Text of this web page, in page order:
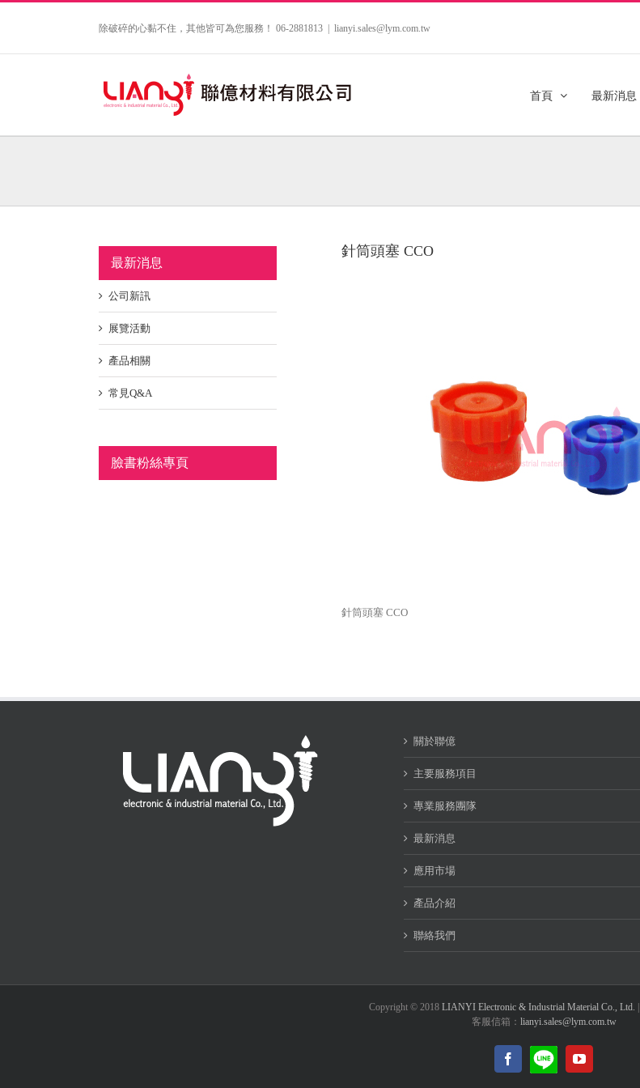
除破碎的心黏不住，其他皆可為您服務！ 06-2881813 | lianyi.sales@lym.com.tw
首頁 最新消息
針筒頭塞 CCO
針筒頭塞 CCO
最新消息
公司新訊
展覽活動
產品相關
常見Q&A
臉書粉絲專頁
關於聯億
主要服務項目
專業服務團隊
最新消息
應用市場
產品介紹
聯絡我們
Copyright © 2018 LIANYI Electronic & Industrial Material Co., Ltd.
客服信箱： lianyi.sales@lym.com.tw
Facebook
LINE@ YouTube